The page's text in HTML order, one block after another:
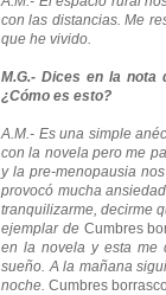
con las distancias. Me
que he vivido.
M.G.- Dices en la nota
¿Cómo es esto?
A.M.- Es una simple
con la novela pero me
y la pre-menopausia
provocó mucha
tranquilizarme, decirme
ejemplar de Cumbres
en la novela y esta me
sueño. A la mañana
noche. Cumbres